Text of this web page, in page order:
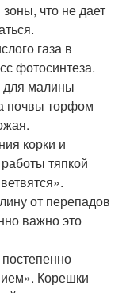
что не дает
газа в
фотосинтеза.
для малины
почвы торфом
корки и
тяпкой
от перепадов
важно это
Корешки